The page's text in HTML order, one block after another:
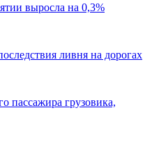
выросла на 0,3%
ливня на дорогах
пассажира грузовика,